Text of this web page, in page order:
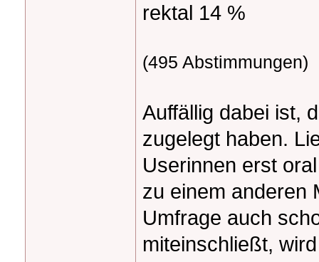
rektal 14 %
(495 Abstimmungen)
Auffällig dabei ist,
zugelegt haben.
Userinnen erst
zu einem anderen
Umfrage auch
miteinschließt,